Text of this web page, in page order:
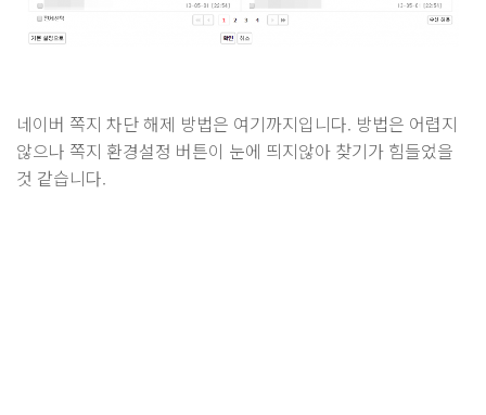
네이버 쪽지 차단 해제 방법은 여기까지입니다. 방법은 어렵지
않으나 쪽지 환경설정 버튼이 눈에 띄지않아 찾기가 힘들었을
것 같습니다.